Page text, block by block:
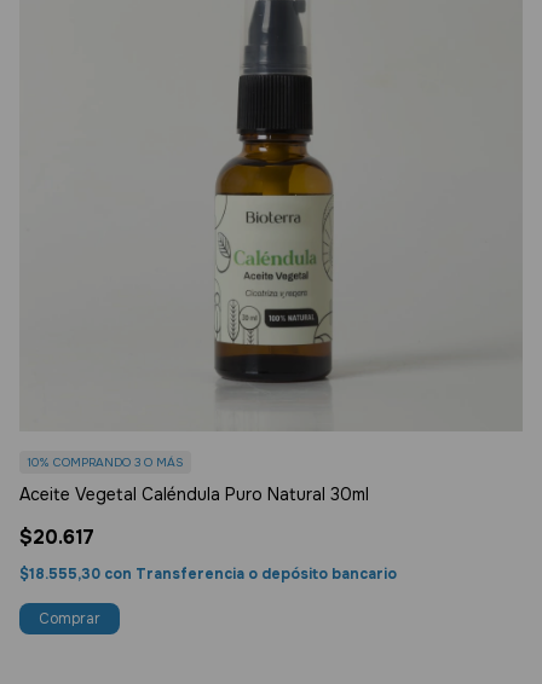
Aceite Vegetal Caléndula Puro Natural 30ml
$20.617
10% COMPRANDO 3 O MÁS
$18.555,30 con Transferencia o depósito bancario